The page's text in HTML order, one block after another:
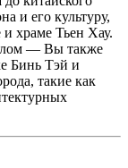
и его культуру,
храме Тьен Хау.
— Вы также
Бинь Тэй и
такие как